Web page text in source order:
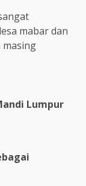
mabar dan
masing
Lumpur